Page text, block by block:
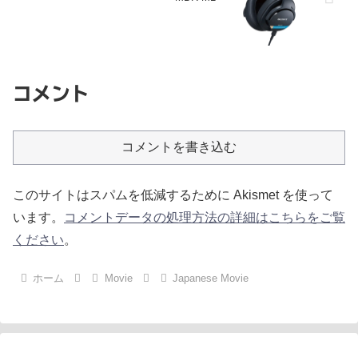
コメント
コメントを書き込む
このサイトはスパムを低減するために Akismet を使って
います。
コメントデータの処理方法の詳細はこちらをご覧
ください。
ホーム Movie Japanese Movie